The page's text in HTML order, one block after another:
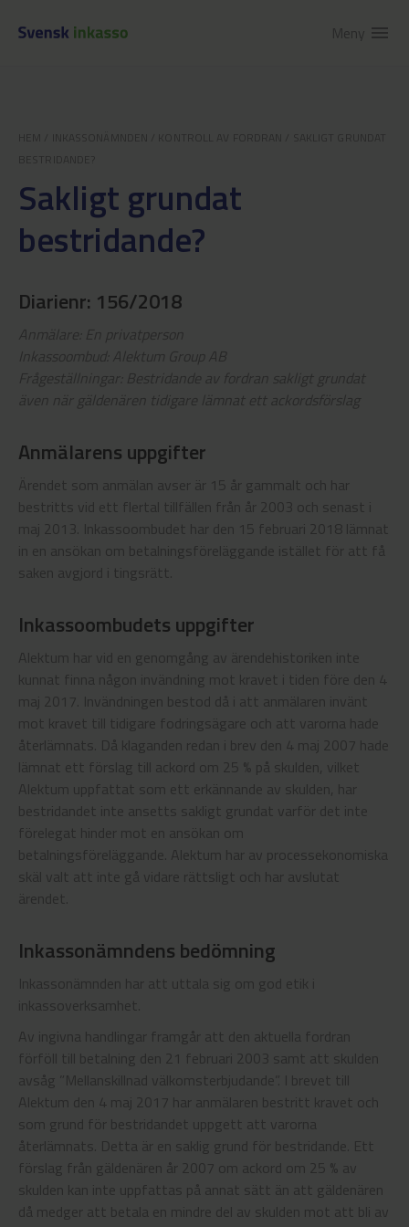
Meny menu
KONTROLL AV FORDRAN
SAKLIGT GRUNDAT
BESTRIDANDE?
Sakligt grundat
bestridande?
Diarienr: 156/2018
Anmälare: En privatperson
Inkassoombud: Alektum Group AB
Frågeställningar: Bestridande av fordran sakligt grundat
även när gäldenären tidigare lämnat ett ackordsförslag
Anmälarens uppgifter
Ärendet som anmälan avser är 15 år gammalt och har
bestritts vid ett flertal tillfällen från år 2003 och senast i
maj 2013. Inkassoombudet har den 15 februari 2018 lämnat
in en ansökan om betalningsföreläggande istället för att få
saken avgjord i tingsrätt.
Inkassoombudets uppgifter
Alektum har vid en genomgång av ärendehistoriken inte
kunnat finna någon invändning mot kravet i tiden före den 4
maj 2017. Invändningen bestod då i att anmälaren invänt
mot kravet till tidigare fodringsägare och att varorna hade
återlämnats. Då klaganden redan i brev den 4 maj 2007 hade
lämnat ett förslag till ackord om 25 % på skulden, vilket
Alektum uppfattat som ett erkännande av skulden, har
bestridandet inte ansetts sakligt grundat varför det inte
förelegat hinder mot en ansökan om
betalningsföreläggande. Alektum har av processekonomiska
skäl valt att inte gå vidare rättsligt och har avslutat
ärendet.
Inkassonämndens bedömning
Inkassonämnden har att uttala sig om god etik i
inkassoverksamhet.
Av ingivna handlingar framgår att den aktuella fordran
förföll till betalning den 21 februari 2003 samt att skulden
avsåg ”Mellanskillnad välkomsterbjudande”. I brevet till
Alektum den 4 maj 2017 har anmälaren bestritt kravet och
som grund för bestridandet uppgett att varorna
återlämnats. Detta är en saklig grund för bestridande. Ett
förslag från gäldenären år 2007 om ackord om 25 % av
skulden kan inte uppfattas på annat sätt än att gäldenären
då medger att betala en mindre del av skulden mot att bli av